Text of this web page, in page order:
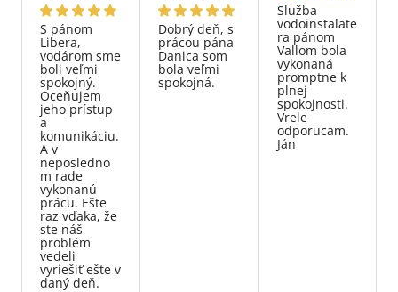
S pánom
Libera,
vodárom sme
boli veľmi
spokojný.
Oceňujem
jeho prístup
a
komunikáciu.
A v
neposledno
m rade
vykonanú
prácu. Ešte
raz vďaka, že
ste náš
problém
vedeli
vyriešiť ešte v
daný deň.
Dobrý deň, s
prácou pána
Danica som
bola veľmi
spokojná.
Služba
vodoinstalate
ra pánom
Vallom bola
vykonaná
promptne k
plnej
spokojnosti.
Vrele
odporucam.
Ján